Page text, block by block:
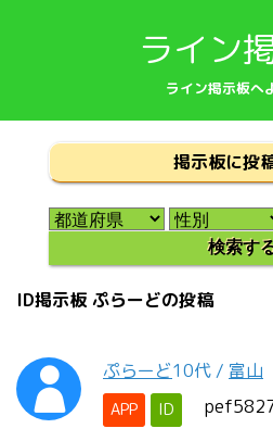
ライン
ライン掲示板へ
掲示板に投
ID掲示板 ぷらーどの投稿
ぷらーど10代 / 富山
APP ID